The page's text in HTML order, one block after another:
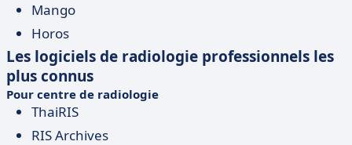
Mango
Horos
Les logiciels de radiologie professionnels les
plus connus
Pour centre de radiologie
ThaiRIS
RIS Archives